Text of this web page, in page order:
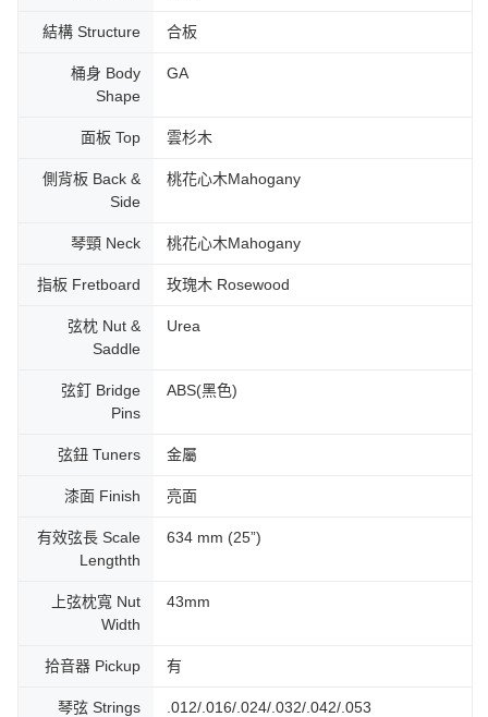
結構 Structure 合板
桶身 Body
Shape
GA
面板 Top 雲杉木
側背板 Back &
Side
桃花心木Mahogany
琴頸 Neck 桃花心木Mahogany
指板 Fretboard 玫瑰木 Rosewood
弦枕 Nut &
Saddle
Urea
弦釘 Bridge
Pins
ABS(黑色)
弦鈕 Tuners 金屬
漆面 Finish 亮面
有效弦長 Scale
Lengthth
634 mm (25”)
上弦枕寬 Nut
Width
43mm
拾音器 Pickup 有
琴弦 Strings .012/.016/.024/.032/.042/.053